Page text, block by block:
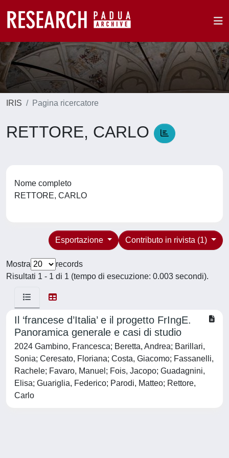
IRIS Pagina ricercatore
RETTORE, CARLO
Nome completo
RETTORE, CARLO
Contributo in rivista (1)
Esportazione
Mostra
records
Risultati 1 - 1 di 1 (tempo di esecuzione: 0.003 secondi).
Il ‘francese d’Italia’ e il progetto FrIngE.
Panoramica generale e casi di studio
2024 Gambino, Francesca; Beretta, Andrea; Barillari,
Sonia; Ceresato, Floriana; Costa, Giacomo; Fassanelli,
Rachele; Favaro, Manuel; Fois, Jacopo; Guadagnini,
Elisa; Guariglia, Federico; Parodi, Matteo; Rettore,
Carlo